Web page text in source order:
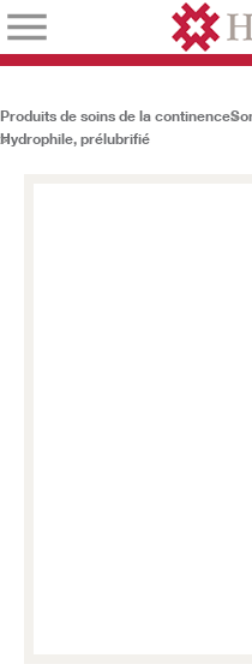
Produits de soins de la continence
Hydrophile, prélubrifié